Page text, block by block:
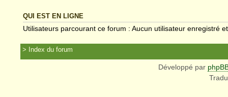
QUI EST EN LIGNE
Utilisateurs parcourant ce forum : Aucun utilisateur enregistré
Index du forum
Développé par